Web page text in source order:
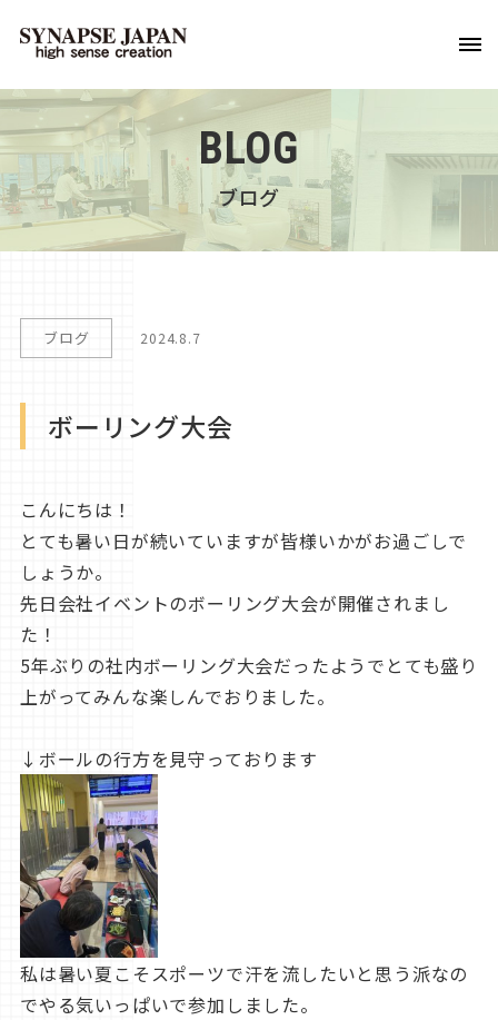
BLOG
ブログ
ブログ 2024.8.7
ボーリング大会
こんにちは！
とても暑い日が続いていますが皆様いかがお過ごしで
しょうか。
先日会社イベントのボーリング大会が開催されまし
た！
5年ぶりの社内ボーリング大会だったようでとても盛り
上がってみんな楽しんでおりました。
↓ボールの行方を見守っております
私は暑い夏こそスポーツで汗を流したいと思う派なの
でやる気いっぱいで参加しました。